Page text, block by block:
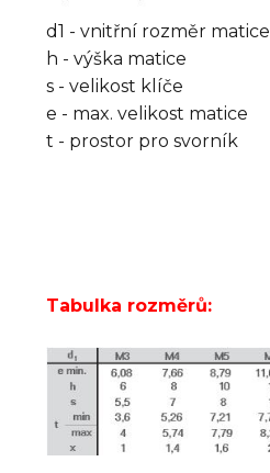
d1 - vnitřní rozměr matice
h - výška matice
s - velikost klíče
e - max. velikost matice
t - prostor pro svorník
Tabulka rozměrů: